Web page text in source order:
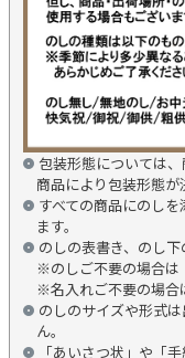
包装形態については
商品により包装形態が
すべての商品にのし
ます。
のしの表書き、のし下
※のしご不要の場合は
※名入れご不要の場合
のしのサイズや形式
ん。
「あいさつ状」や「